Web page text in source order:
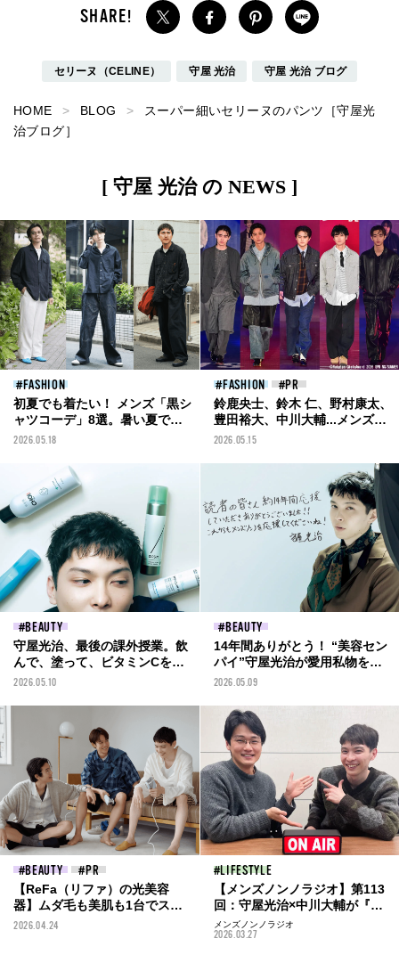
セリーヌ（CELINE） 守屋 光治 守屋 光治 ブログ
HOME BLOG
スーパー細いセリーヌのパンツ［守屋光
治ブログ］
[ 守屋 光治 の NEWS ]
FASHION
初夏でも着たい！ メンズ「黒シ
ャツコーデ」8選。暑い夏でも
余裕がある合わせ方のコツは？
こなしまとめ。
2026.05.18
FASHION
鈴鹿央士、鈴木 仁、野村康太、
豊田裕大、中川大輔...メンズノ
ンノモデルが「ビームス」の新
［Rakuten GirlsAward 2026
SPRING/SUMMERレポート］
2026.05.15
BEAUTY
守屋光治、最後の課外授業。飲
んで、塗って、ビタミンCを体
に“かちこむ”...14年培ってきた
ム、教えます
2026.05.10
BEAUTY
14年間ありがとう！ “美容セン
パイ”守屋光治が愛用私物を大
公開！ 大切なのは、基本のスキ
2026.05.09
BEAUTY
【ReFa（リファ）の光美容
器】ムダ毛も美肌も1台でスピ
ーディ！ ショーツの季節にモ
2026.04.24
LIFESTYLE
【メンズノンノラジオ】第113
回：守屋光治×中川大輔が『メ
ンズノンノ』を語る！ 清原翔
が登場した1・2月合併号企画の
メンズノンノラジオ
2026.03.27